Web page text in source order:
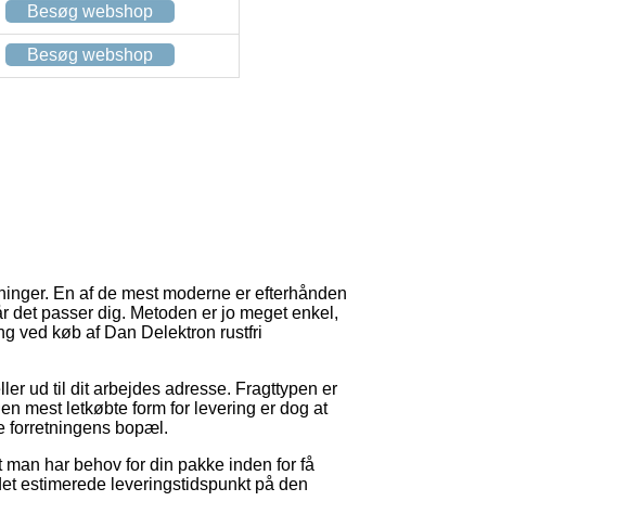
Besøg webshop
Besøg webshop
En af de mest moderne er efterhånden
det passer dig. Metoden er jo meget enkel,
ved køb af Dan Delektron rustfri
ud til dit arbejdes adresse. Fragttypen er
mest letkøbte form for levering er dog at
forretningens bopæl.
har behov for din pakke inden for få
estimerede leveringstidspunkt på den